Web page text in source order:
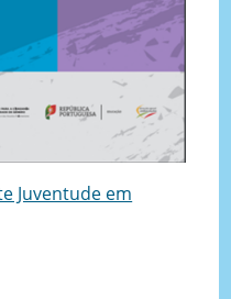
Juventude em